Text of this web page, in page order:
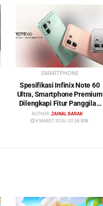
SMARTPHONE
Spesifikasi Infinix Note 60
Ultra, Smartphone Premium
Dilengkapi Fitur Panggilan
Satelit
AUTHOR: ZAINAL BARAK
6 MARET 2026 | 02:38 WIB